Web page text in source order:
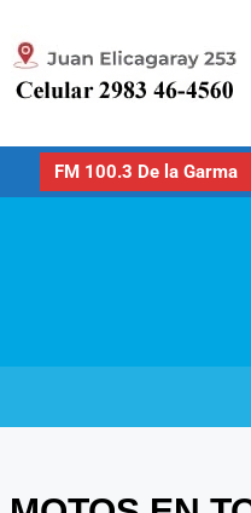
FM 100.3 De la Garma